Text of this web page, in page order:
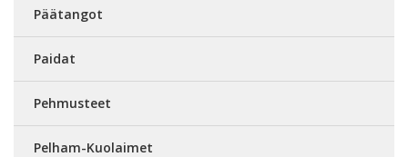
Päätangot
Paidat
Pehmusteet
Pelham-Kuolaimet